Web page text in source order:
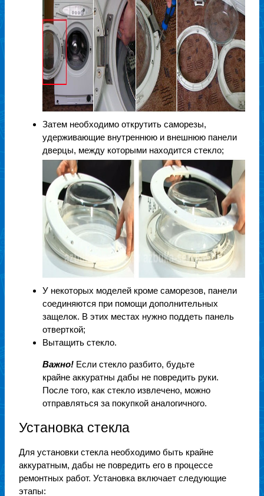
Затем необходимо открутить саморезы,
удерживающие внутреннюю и внешнюю панели
дверцы, между которыми находится стекло;
У некоторых моделей кроме саморезов, панели
соединяются при помощи дополнительных
защелок. В этих местах нужно поддеть панель
отверткой;
Вытащить стекло.
Важно! Если стекло разбито, будьте
крайне аккуратны дабы не повредить руки.
После того, как стекло извлечено, можно
отправляться за покупкой аналогичного.
Установка стекла
Для установки стекла необходимо быть крайне
аккуратным, дабы не повредить его в процессе
ремонтных работ. Установка включает следующие
этапы: